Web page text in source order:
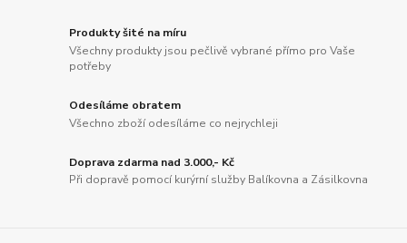
Produkty šité na míru
Všechny produkty jsou pečlivě vybrané přímo pro Vaše
potřeby
Odesíláme obratem
Všechno zboží odesíláme co nejrychleji
Doprava zdarma nad 3.000,- Kč
Při dopravě pomocí kurýrní služby Balíkovna a Zásilkovna